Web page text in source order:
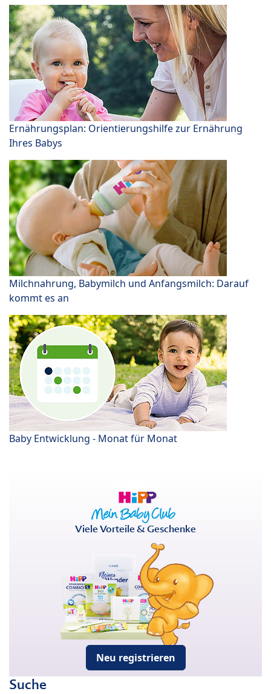
Ernährungsplan: Orientierungshilfe zur Ernährung
Ihres Babys
Milchnahrung, Babymilch und Anfangsmilch: Darauf
kommt es an
Baby Entwicklung - Monat für Monat
Viele Vorteile & Geschenke
Neu registrieren
Suche